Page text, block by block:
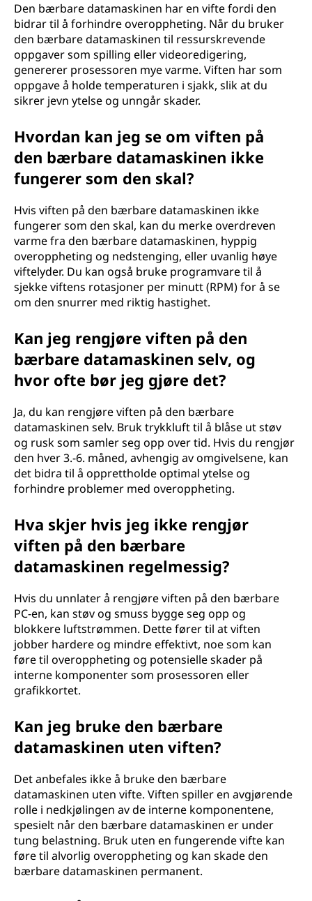
Den bærbare datamaskinen har en vifte fordi den
bidrar til å forhindre overoppheting. Når du bruker
den bærbare datamaskinen til ressurskrevende
oppgaver som spilling eller videoredigering,
genererer prosessoren mye varme. Viften har som
oppgave å holde temperaturen i sjakk, slik at du
sikrer jevn ytelse og unngår skader.
Hvordan kan jeg se om viften på
den bærbare datamaskinen ikke
fungerer som den skal?
Hvis viften på den bærbare datamaskinen ikke
fungerer som den skal, kan du merke overdreven
varme fra den bærbare datamaskinen, hyppig
overoppheting og nedstenging, eller uvanlig høye
viftelyder. Du kan også bruke programvare til å
sjekke viftens rotasjoner per minutt (RPM) for å se
om den snurrer med riktig hastighet.
Kan jeg rengjøre viften på den
bærbare datamaskinen selv, og
hvor ofte bør jeg gjøre det?
Ja, du kan rengjøre viften på den bærbare
datamaskinen selv. Bruk trykkluft til å blåse ut støv
og rusk som samler seg opp over tid. Hvis du rengjør
den hver 3.-6. måned, avhengig av omgivelsene, kan
det bidra til å opprettholde optimal ytelse og
forhindre problemer med overoppheting.
Hva skjer hvis jeg ikke rengjør
viften på den bærbare
datamaskinen regelmessig?
Hvis du unnlater å rengjøre viften på den bærbare
PC-en, kan støv og smuss bygge seg opp og
blokkere luftstrømmen. Dette fører til at viften
jobber hardere og mindre effektivt, noe som kan
føre til overoppheting og potensielle skader på
interne komponenter som prosessoren eller
grafikkortet.
Kan jeg bruke den bærbare
datamaskinen uten viften?
Det anbefales ikke å bruke den bærbare
datamaskinen uten vifte. Viften spiller en avgjørende
rolle i nedkjølingen av de interne komponentene,
spesielt når den bærbare datamaskinen er under
tung belastning. Bruk uten en fungerende vifte kan
føre til alvorlig overoppheting og kan skade den
bærbare datamaskinen permanent.